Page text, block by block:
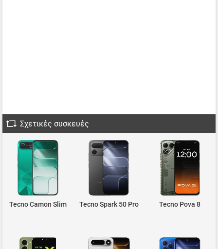
Σχετικές συσκευές
Tecno Camon Slim Tecno Spark 50 Pro Tecno Pova 8